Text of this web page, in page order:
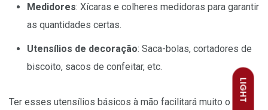
LIGHT
Medidores: Xícaras e colheres medidoras para garantir
as quantidades certas.
Utensílios de decoração: Saca-bolas, cortadores de
biscoito, sacos de confeitar, etc.
Ter esses utensílios básicos à mão facilitará muito o